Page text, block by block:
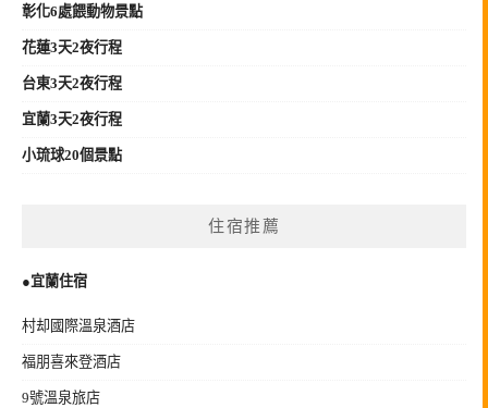
彰化6處餵動物景點
花蓮3天2夜行程
台東3天2夜行程
宜蘭3天2夜行程
小琉球20個景點
住宿推薦
●宜蘭住宿
村却國際溫泉酒店
福朋喜來登酒店
9號溫泉旅店